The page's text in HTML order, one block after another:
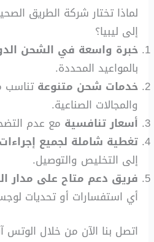
لماذا تختار شركة الطريق
إلى ليبيا؟
خبرة واسعة في الشحن
بالمواعيد المحددة.
خدمات شحن متنوعة تناسب
والمجالات الصناعية.
أسعار تنافسية مع عدم
تغطية شاملة لجميع
إلى التخليص والتوصيل.
فريق دعم متاح على مدار
أي استفسارات أو تحديات
اتصل بنا الآن من خلال الوتس